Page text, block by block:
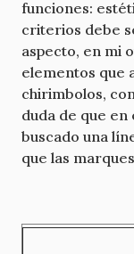
funciones:
criterios debe
aspecto, en mi
elementos que
chirimbolos,
duda de que en
buscado una
que las